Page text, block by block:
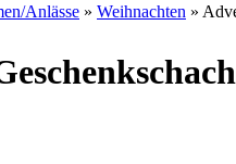
Anlässe » Weihnachten »